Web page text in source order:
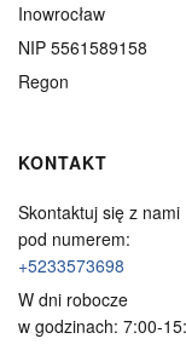
Inowrocław
NIP 5561589158
Regon
KONTAKT
Skontaktuj się z nami
pod numerem:
+5233573698
W dni robocze
w godzinach: 7:00-